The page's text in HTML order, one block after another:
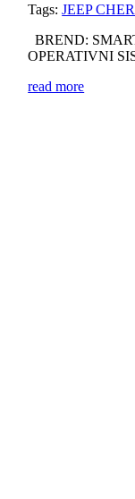
Tags:JEEP
BREND:
OPERATIVNI
read more